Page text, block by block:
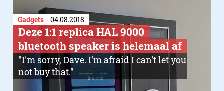
Gadgets 04.08.2018
Deze 1:1 replica HAL 9000
bluetooth speaker is helemaal af
"I'm sorry, Dave. I'm afraid I can't let you
not buy that."